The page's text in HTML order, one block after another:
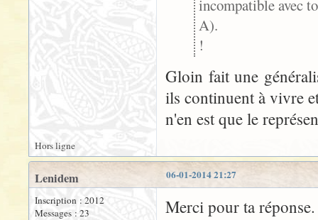
incompatible avec
A).
!
Gloin fait une
ils continuent à vivre
n'en est que le
Hors ligne
06-01-2014 21:27
Lenidem
Inscription : 2012
Messages : 23
Merci pour ta réponse.